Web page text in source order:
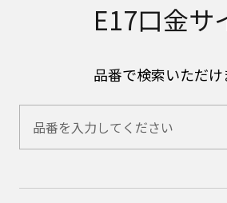
E17口金サ
品番で検索いただけ